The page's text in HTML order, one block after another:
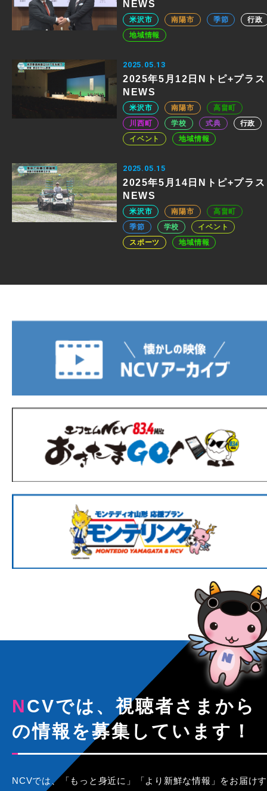
NEWS
米沢市 南陽市 季節
行政
地域情報
2025.05.13
2025年5月12日Nトピ+プラス
NEWS
米沢市 南陽市
高畠町
川西町
学校 式典
行政
イベント
地域情報
2025.05.15
2025年5月14日Nトピ+プラス
NEWS
米沢市 南陽市
高畠町
季節
学校
イベント
スポーツ
地域情報
NCVでは、視聴者さまから
の情報を募集しています！
NCVでは、「もっと身近に」「より新鮮な情報」をお届けす